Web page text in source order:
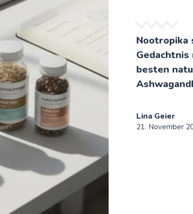
Nootropika
Gedachtnis
besten
Lina Geier
21. November